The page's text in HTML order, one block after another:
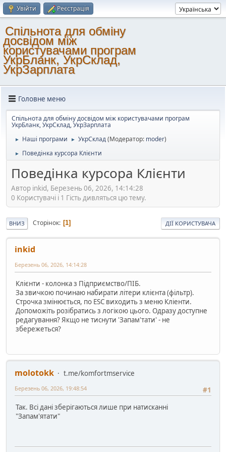
Увійти Реєстрація
Спільнота для обміну
досвідом між
користувачами програм
УкрБланк, УкрСклад,
УкрЗарплата
Головне меню
Спільнота для обміну досвідом між користувачами програм
УкрБланк, УкрСклад, УкрЗарплата
► Наші програми ► УкрСклад(Модератор: moder)
► Поведінка курсора Клієнти
Поведінка курсора Клієнти
Автор inkid, Березень 06, 2026, 14:14:28
0 Користувачі і 1 Гість дивляться цю тему.
ВНИЗ Сторінок 1 ДІЇ КОРИСТУВАЧА
inkid
Березень 06, 2026, 14:14:28
Клієнти - колонка з Підприємство/ПІБ.
За звичкою починаю набирати літери клієнта (фільтр).
Строчка змінюється, по ESC виходить з меню Кліенти.
Допоможіть розібратись з логікою цього. Одразу доступне
редагування? Якщо не тиснути 'Запам'тати' - не
збережеться?
molotokk
t.me/komfortmservice
#1
Березень 06, 2026, 19:48:54
Так. Всі дані зберігаються лише при натисканні
"Запам'ятати"